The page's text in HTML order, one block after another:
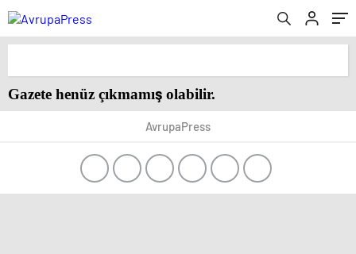
Gazete henüz çıkmamış olabilir.
AvrupaPress